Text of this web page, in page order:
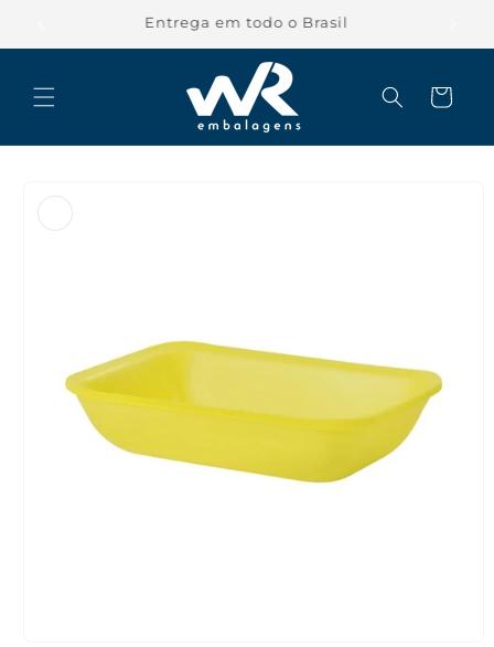
conteúdo
Entrega em todo o Brasil
Carrinho